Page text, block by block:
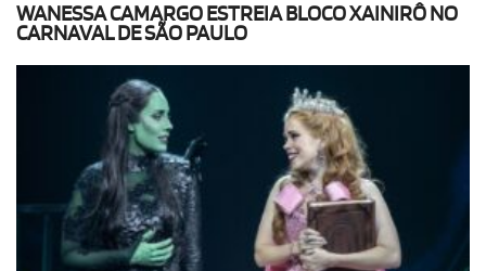
WANESSA CAMARGO ESTREIA BLOCO XAINIRÔ NO
CARNAVAL DE SÃO PAULO